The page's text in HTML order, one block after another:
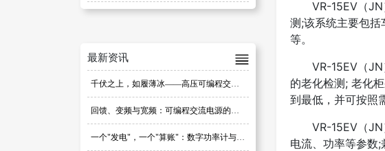
最新资讯
千伏之上，如履薄冰——高压可编程交流电源选型避坑指南
回馈、变频与宽频：可编程交流电源的选型密码
一个"发电"，一个"算账"：数字功率计与可编程交流电源，别再搞混了
VR-15EV（
测;该系统主要包
等。
VR-15EV（
的老化检测; 老化
到最低，并可按照
VR-15EV（
电流、功率等参数;